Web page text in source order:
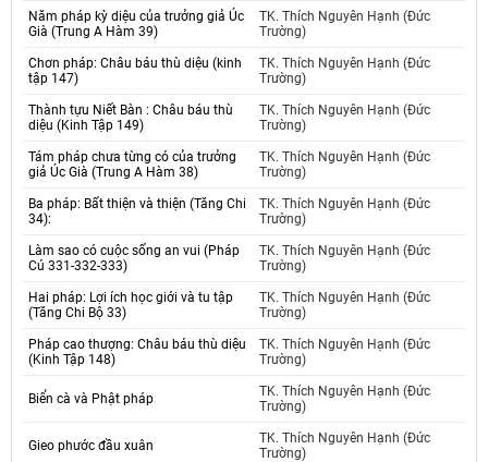
Năm pháp kỳ diệu của trưởng giả Úc
Già (Trung A Hàm 39)
TK. Thích Nguyên Hạnh (Đức
Trường)
Chơn pháp: Châu báu thù diệu (kinh
tập 147)
TK. Thích Nguyên Hạnh (Đức
Trường)
Thành tựu Niết Bàn : Châu báu thù
diệu (Kinh Tập 149)
TK. Thích Nguyên Hạnh (Đức
Trường)
Tám pháp chưa từng có của trưởng
giả Úc Già (Trung A Hàm 38)
TK. Thích Nguyên Hạnh (Đức
Trường)
Ba pháp: Bất thiện và thiện (Tăng Chi
34):
TK. Thích Nguyên Hạnh (Đức
Trường)
Làm sao có cuộc sống an vui (Pháp
Cú 331-332-333)
TK. Thích Nguyên Hạnh (Đức
Trường)
Hai pháp: Lợi ích học giới và tu tập
(Tăng Chi Bộ 33)
TK. Thích Nguyên Hạnh (Đức
Trường)
Pháp cao thượng: Châu báu thù diệu
(Kinh Tập 148)
TK. Thích Nguyên Hạnh (Đức
Trường)
Biển cà và Phật pháp
TK. Thích Nguyên Hạnh (Đức
Trường)
Gieo phước đầu xuân
TK. Thích Nguyên Hạnh (Đức
Trường)